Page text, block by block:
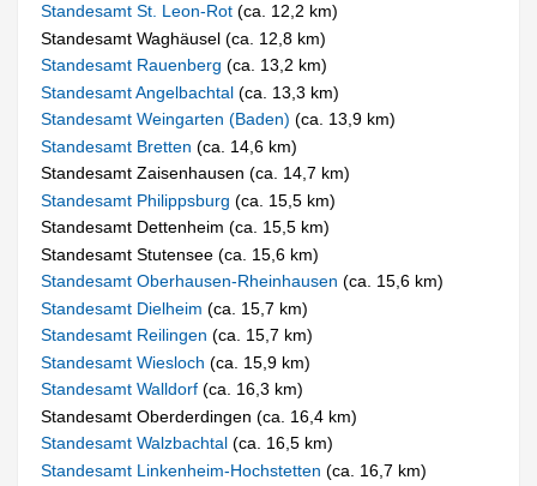
Standesamt St. Leon-Rot(ca. 12,2 km)
Standesamt Waghäusel (ca. 12,8 km)
Standesamt Rauenberg(ca. 13,2 km)
Standesamt Angelbachtal(ca. 13,3 km)
Standesamt Weingarten (Baden)(ca. 13,9 km)
Standesamt Bretten(ca. 14,6 km)
Standesamt Zaisenhausen (ca. 14,7 km)
Standesamt Philippsburg(ca. 15,5 km)
Standesamt Dettenheim (ca. 15,5 km)
Standesamt Stutensee (ca. 15,6 km)
Standesamt Oberhausen-Rheinhausen(ca. 15,6 km)
Standesamt Dielheim(ca. 15,7 km)
Standesamt Reilingen(ca. 15,7 km)
Standesamt Wiesloch(ca. 15,9 km)
Standesamt Walldorf(ca. 16,3 km)
Standesamt Oberderdingen (ca. 16,4 km)
Standesamt Walzbachtal(ca. 16,5 km)
Standesamt Linkenheim-Hochstetten(ca. 16,7 km)